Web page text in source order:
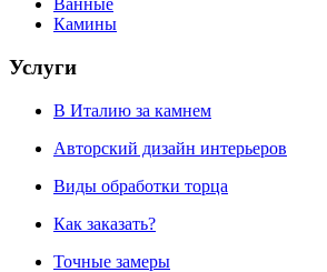
Ванные
Камины
Услуги
В Италию за камнем
Авторский дизайн интерьеров
Виды обработки торца
Как заказать?
Точные замеры